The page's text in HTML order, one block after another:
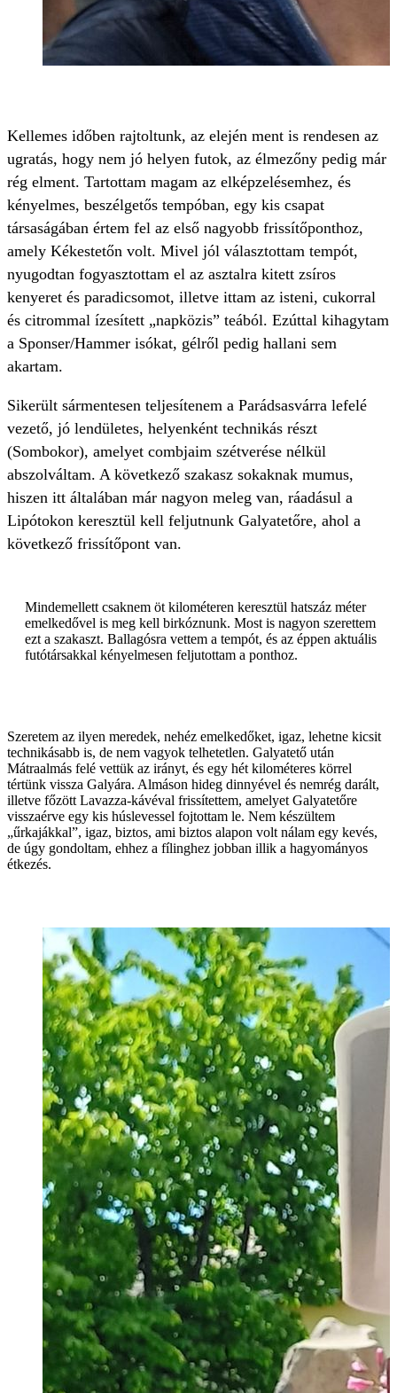
Kellemes időben rajtoltunk, az elején ment is rendesen az
ugratás, hogy nem jó helyen futok, az élmezőny pedig már
rég elment. Tartottam magam az elképzelésemhez, és
kényelmes, beszélgetős tempóban, egy kis csapat
társaságában értem fel az első nagyobb frissítőponthoz,
amely Kékestetőn volt. Mivel jól választottam tempót,
nyugodtan fogyasztottam el az asztalra kitett zsíros
kenyeret és paradicsomot, illetve ittam az isteni, cukorral
és citrommal ízesített „napközis” teából. Ezúttal kihagytam
a Sponser/Hammer isókat, gélről pedig hallani sem
akartam.
Sikerült sármentesen teljesítenem a Parádsasvárra lefelé
vezető, jó lendületes, helyenként technikás részt
(Sombokor), amelyet combjaim szétverése nélkül
abszolváltam. A következő szakasz sokaknak mumus,
hiszen itt általában már nagyon meleg van, ráadásul a
Lipótokon keresztül kell feljutnunk Galyatetőre, ahol a
következő frissítőpont van.
Mindemellett csaknem öt kilométeren keresztül hatszáz méter
emelkedővel is meg kell birkóznunk. Most is nagyon szerettem
ezt a szakaszt. Ballagósra vettem a tempót, és az éppen aktuális
futótársakkal kényelmesen feljutottam a ponthoz.
Szeretem az ilyen meredek, nehéz emelkedőket, igaz, lehetne kicsit
technikásabb is, de nem vagyok telhetetlen. Galyatető után
Mátraalmás felé vettük az irányt, és egy hét kilométeres körrel
tértünk vissza Galyára. Almáson hideg dinnyével és nemrég darált,
illetve főzött Lavazza-kávéval frissítettem, amelyet Galyatetőre
visszaérve egy kis húslevessel fojtottam le. Nem készültem
„űrkajákkal”, igaz, biztos, ami biztos alapon volt nálam egy kevés,
de úgy gondoltam, ehhez a fílinghez jobban illik a hagyományos
étkezés.